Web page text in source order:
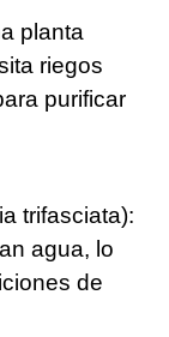
planta
riegos
purificar
trifasciata):
agua, lo
de